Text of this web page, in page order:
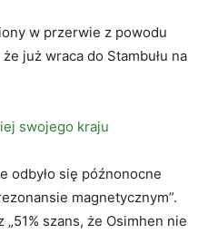
w przerwie z powodu
już wraca do Stambułu na
swojego kraju
odbyło się późnonocne
magnetycznym”.
szans, że Osimhen nie